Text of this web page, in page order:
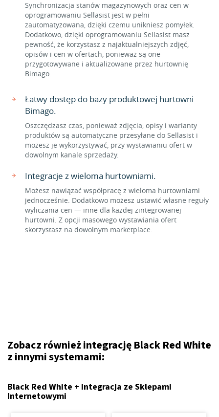
Synchronizacja stanów magazynowych oraz cen w
oprogramowaniu Sellasist jest w pełni
zautomatyzowana, dzięki czemu unikniesz pomyłek.
Dodatkowo, dzięki oprogramowaniu Sellasist masz
pewność, że korzystasz z najaktualniejszych zdjęć,
opisów i cen w ofertach, ponieważ są one
przygotowywane i aktualizowane przez hurtownię
Bimago.
Łatwy dostęp do bazy produktowej hurtowni
Bimago.
Oszczędzasz czas, ponieważ zdjęcia, opisy i warianty
produktów są automatyczne przesyłane do Sellasist i
możesz je wykorzystywać, przy wystawianiu ofert w
dowolnym kanale sprzedaży.
Integracje z wieloma hurtowniami.
Możesz nawiązać współpracę z wieloma hurtowniami
jednocześnie. Dodatkowo możesz ustawić własne reguły
wyliczania cen — inne dla każdej zintegrowanej
hurtowni. Z opcji masowego wystawiania ofert
skorzystasz na dowolnym marketplace.
Zobacz również integrację Black Red White
z innymi systemami:
Black Red White + Integracja ze Sklepami
Internetowymi